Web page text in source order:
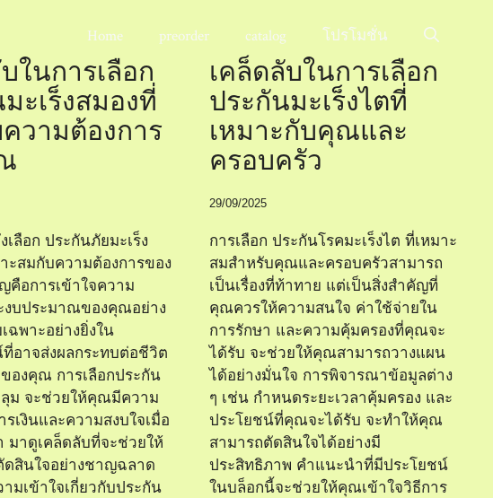
Home preorder catalog โปรโมชั่น
ในการเลือก
ะเร็งสมองที่
วามต้องการ
ลือก ประกันภัยมะเร็ง
ะสมกับความต้องการของ
คือการเข้าใจความ
งบประมาณของคุณอย่าง
ฉพาะอย่างยิ่งใน
อาจส่งผลกระทบต่อชีวิต
องคุณ การเลือกประกัน
ม จะช่วยให้คุณมีความ
เงินและความสงบใจเมื่อ
มาดูเคล็ดลับที่จะช่วยให้
สินใจอย่างชาญฉลาด
ามเข้าใจเกี่ยวกับประกัน
เคล็ดลับในการเลือก
ประกันมะเร็งไตที่
เหมาะกับคุณและ
ครอบครัว
29/09/2025
การเลือก ประกันโรคมะเร็งไต ที่เหมาะ
สมสำหรับคุณและครอบครัวสามารถ
เป็นเรื่องที่ท้าทาย แต่เป็นสิ่งสำคัญที่
คุณควรให้ความสนใจ ค่าใช้จ่ายใน
การรักษา และความคุ้มครองที่คุณจะ
ได้รับ จะช่วยให้คุณสามารถวางแผน
ได้อย่างมั่นใจ การพิจารณาข้อมูลต่าง
ๆ เช่น กำหนดระยะเวลาคุ้มครอง และ
ประโยชน์ที่คุณจะได้รับ จะทำให้คุณ
สามารถตัดสินใจได้อย่างมี
ประสิทธิภาพ คำแนะนำที่มีประโยชน์
ในบล็อกนี้จะช่วยให้คุณเข้าใจวิธีการ